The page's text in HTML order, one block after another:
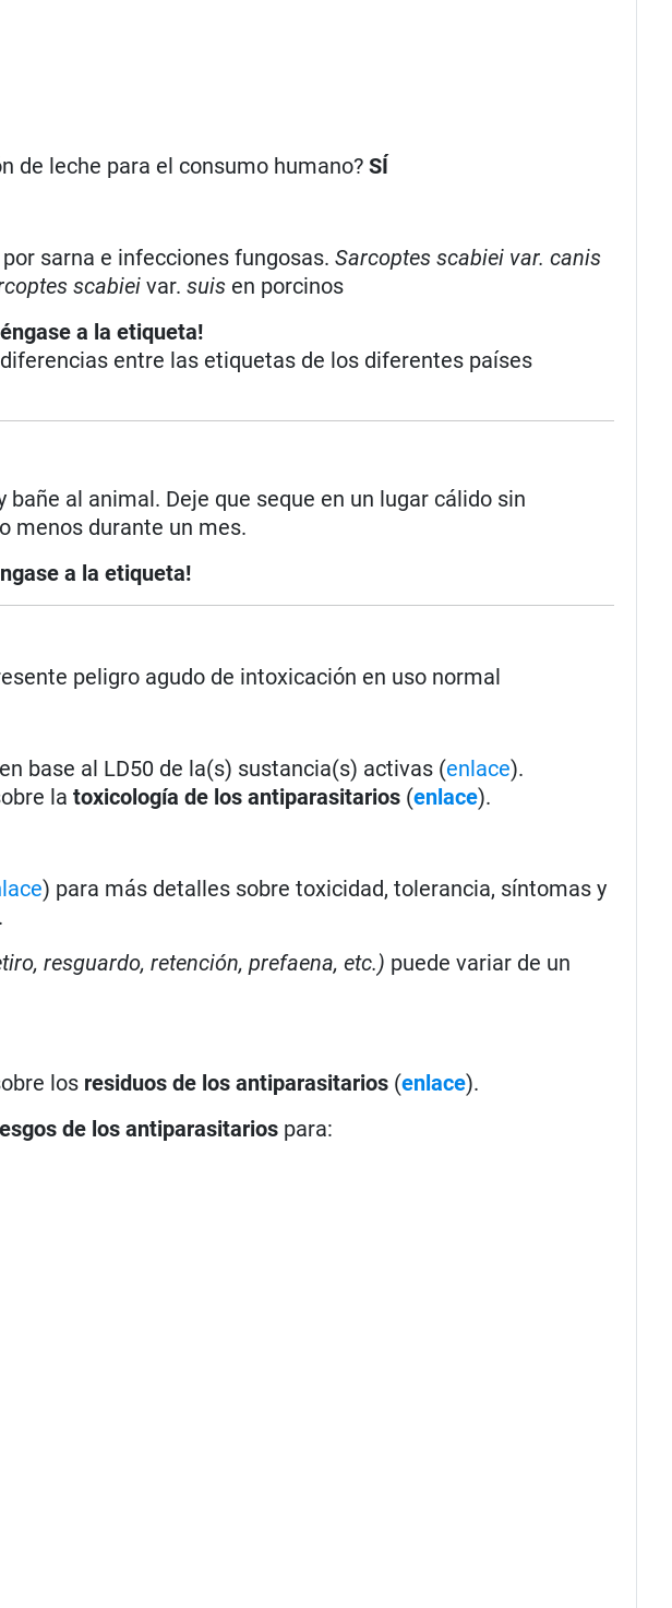
de leche para el consumo humano?SÍ
sarna e infecciones fungosas.Sarcoptes scabiei var. canis
scabieivar.suis en porcinos
a la etiqueta!
entre las etiquetas de los diferentes países
al animal. Deje que seque en un lugar cálido sin
menos durante un mes.
a la etiqueta!
peligro agudo de intoxicación en uso normal
base al LD50 de la(s) sustancia(s) activas (enlace).
la toxicología de los antiparasitarios (enlace).
) para más detalles sobre toxicidad, tolerancia, síntomas y
resguardo, retención, prefaena, etc.) puede variar de un
los residuos de los antiparasitarios (enlace).
de los antiparasitarios para: